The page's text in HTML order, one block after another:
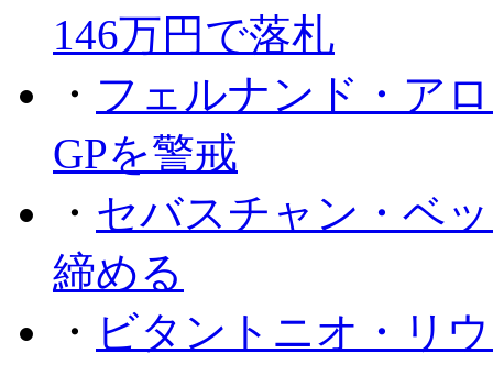
146万円で落札
・ フェルナンド・ア
GPを警戒
・ セバスチャン・ベ
締める
・ ビタントニオ・リ